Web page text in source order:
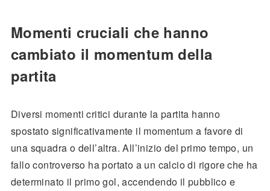
Momenti cruciali che hanno
cambiato il momentum della
partita
Diversi momenti critici durante la partita hanno
spostato significativamente il momentum a favore di
una squadra o dell’altra. All’inizio del primo tempo, un
fallo controverso ha portato a un calcio di rigore che ha
determinato il primo gol, accendendo il pubblico e